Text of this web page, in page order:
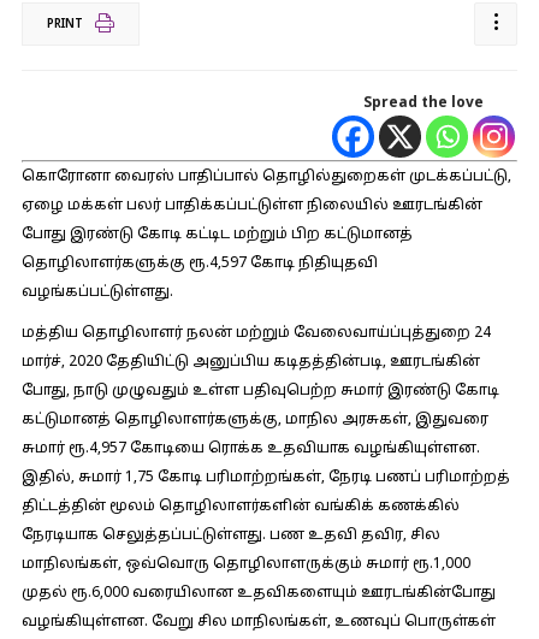
PRINT
Spread the love
கொரோனா வைரஸ் பாதிப்பால் தொழில்துறைகள் முடக்கப்பட்டு,
ஏழை மக்கள் பலர் பாதிக்கப்பட்டுள்ள நிலையில் ஊரடங்கின்
போது இரண்டு கோடி கட்டிட மற்றும் பிற கட்டுமானத்
தொழிலாளர்களுக்கு ரூ.4,597 கோடி நிதியுதவி
வழங்கப்பட்டுள்ளது.
மத்திய தொழிலாளர் நலன் மற்றும் வேலைவாய்ப்புத்துறை 24
மார்ச், 2020 தேதியிட்டு அனுப்பிய கடிதத்தின்படி, ஊரடங்கின்
போது, நாடு முழுவதும் உள்ள பதிவுபெற்ற சுமார் இரண்டு கோடி
கட்டுமானத் தொழிலாளர்களுக்கு, மாநில அரசுகள், இதுவரை
சுமார் ரூ.4,957 கோடியை ரொக்க உதவியாக வழங்கியுள்ளன.
இதில், சுமார் 1,75 கோடி பரிமாற்றங்கள், நேரடி பணப் பரிமாற்றத்
திட்டத்தின் மூலம் தொழிலாளர்களின் வங்கிக் கணக்கில்
நேரடியாக செலுத்தப்பட்டுள்ளது. பண உதவி தவிர, சில
மாநிலங்கள், ஒவ்வொரு தொழிலாளருக்கும் சுமார் ரூ.1,000
முதல் ரூ.6,000 வரையிலான உதவிகளையும் ஊரடங்கின்போது
வழங்கியுள்ளன. வேறு சில மாநிலங்கள், உணவுப் பொருள்கள்